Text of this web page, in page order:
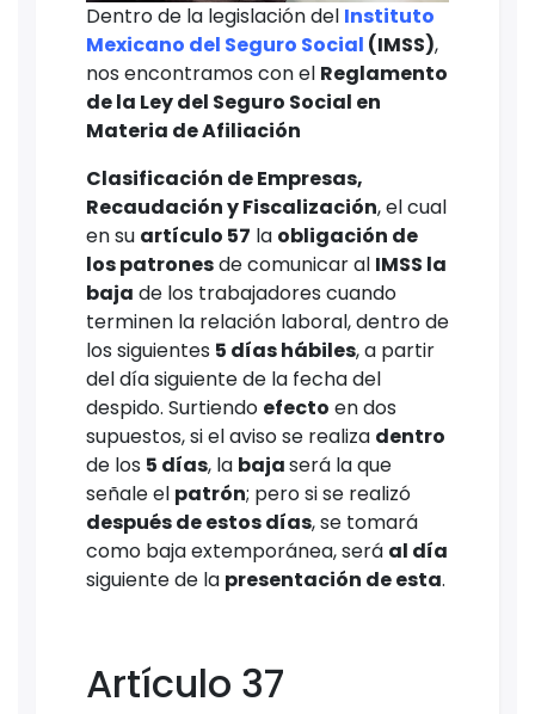
Dentro de la legislación del Instituto
Mexicano del Seguro Social (IMSS),
nos encontramos con el Reglamento
de la Ley del Seguro Social en
Materia de Afiliación
Clasificación de Empresas,
Recaudación y Fiscalización, el cual
en su artículo 57 la obligación de
los patronesde comunicar al IMSS la
baja de los trabajadores cuando
terminen la relación laboral, dentro de
los siguientes 5 días hábiles, a partir
del día siguiente de la fecha del
despido. Surtiendo efecto en dos
supuestos, si el aviso se realiza dentro
de los 5 días, la bajaserá la que
señale el patrón; pero si se realizó
después de estos días, se tomará
como baja extemporánea, será al día
siguiente de la presentación de esta.
Artículo 37